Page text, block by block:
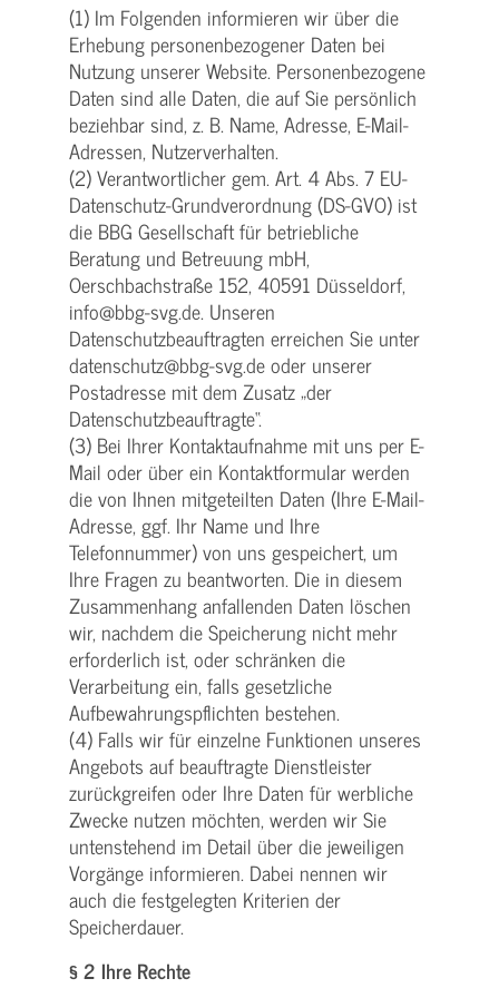
(1) Im Folgenden informieren wir über die
Erhebung personenbezogener Daten bei
Nutzung unserer Website. Personenbezogene
Daten sind alle Daten, die auf Sie persönlich
beziehbar sind, z. B. Name, Adresse, E-Mail-
Adressen, Nutzerverhalten.
(2) Verantwortlicher gem. Art. 4 Abs. 7 EU-
Datenschutz-Grundverordnung (DS-GVO) ist
die BBG Gesellschaft für betriebliche
Beratung und Betreuung mbH,
Oerschbachstraße 152, 40591 Düsseldorf,
info@bbg-svg.de. Unseren
Datenschutzbeauftragten erreichen Sie unter
datenschutz@bbg-svg.de oder unserer
Postadresse mit dem Zusatz „der
Datenschutzbeauftragte“.
(3) Bei Ihrer Kontaktaufnahme mit uns per E-
Mail oder über ein Kontaktformular werden
die von Ihnen mitgeteilten Daten (Ihre E-Mail-
Adresse, ggf. Ihr Name und Ihre
Telefonnummer) von uns gespeichert, um
Ihre Fragen zu beantworten. Die in diesem
Zusammenhang anfallenden Daten löschen
wir, nachdem die Speicherung nicht mehr
erforderlich ist, oder schränken die
Verarbeitung ein, falls gesetzliche
Aufbewahrungspflichten bestehen.
(4) Falls wir für einzelne Funktionen unseres
Angebots auf beauftragte Dienstleister
zurückgreifen oder Ihre Daten für werbliche
Zwecke nutzen möchten, werden wir Sie
untenstehend im Detail über die jeweiligen
Vorgänge informieren. Dabei nennen wir
auch die festgelegten Kriterien der
Speicherdauer.
§ 2 Ihre Rechte